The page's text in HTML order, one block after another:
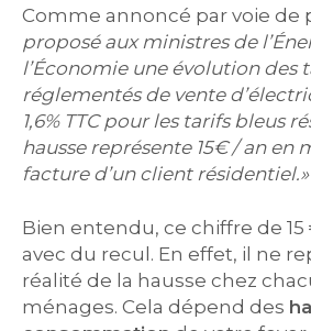
Comme annoncé par voie de
proposé aux ministres de
l’Économie une évolution des
réglementés de vente
1,6% TTC pour les tarifs bleus
hausse représente 15€ / an en
facture d’un client résidentiel.»
Bien entendu, ce chiffre de
avec du recul. En effet, il ne
réalité de la hausse chez
ménages. Cela dépend des